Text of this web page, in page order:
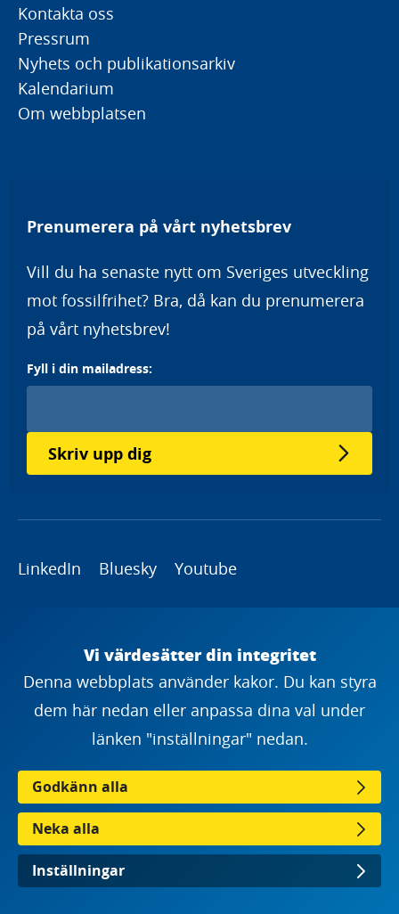
Kontakta oss
Pressrum
Nyhets och publikationsarkiv
Kalendarium
Om webbplatsen
Prenumerera på vårt nyhetsbrev
Vill du ha senaste nytt om Sveriges utveckling
mot fossilfrihet? Bra, då kan du prenumerera
på vårt nyhetsbrev!
Fyll i din mailadress:
Skriv upp dig
LinkedIn Bluesky Youtube
Vi värdesätter din integritet
Denna webbplats använder kakor. Du kan styra
dem här nedan eller anpassa dina val under
länken "inställningar" nedan.
Godkänn alla
Neka alla
Inställningar